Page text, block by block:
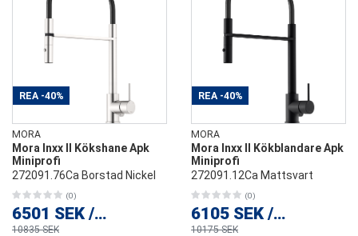
REA -40%
MORA
Mora Inxx II Kökshane Apk
Miniprofi
272091.76Ca Borstad Nickel
(0)
6501 SEK / st
10835 SEK
REA -40%
MORA
Mora Inxx II Kökblandare Apk
Miniprofi
272091.12Ca Mattsvart
(0)
6105 SEK / st
10175 SEK